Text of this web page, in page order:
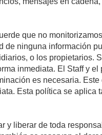
que no
de ninguna información
o los propietarios.
inmediata. El Staff y el
es necesaria. Este
Esta política se aplica
y liberar de toda